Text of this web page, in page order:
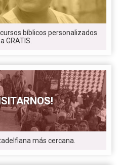
bíblicos personalizados
GRATIS.
más cercana.